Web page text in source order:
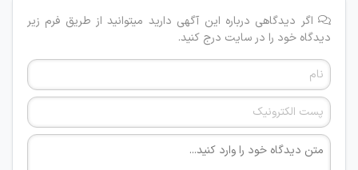
اگر دیدگاهی درباره این آگهی دارید میتوانید از طریق فرم زیر
دیدگاه خود را در سایت درج کنید.